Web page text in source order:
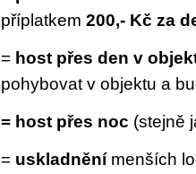
příplatkem 200,- Kč za
= host přes den v
pohybovat v objektu a
= host přes noc (stejně
= uskladnění menších